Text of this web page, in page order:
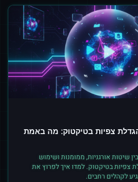
צפיות בטיקטוק: מה באמת
שיטות אורגניות, ממומנות ושימוש
צפיות בטיקטוק. למדו איך לפרוץ את
לקהלים רחבים.